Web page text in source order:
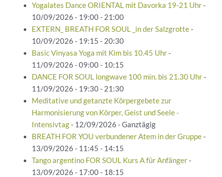
Yogalates Dance ORIENTAL mit Davorka 19-21 Uhr-
10/09/2026 - 19:00 - 21:00
EXTERN_ BREATH FOR SOUL _in der Salzgrotte-
10/09/2026 - 19:15 - 20:30
Basic Vinyasa Yoga mit Kim bis 10.45 Uhr-
11/09/2026 - 09:00 - 10:15
DANCE FOR SOUL longwave 100 min. bis 21.30 Uhr-
11/09/2026 - 19:30 - 21:30
Meditative und getanzte Körpergebete zur
Harmonisierung von Körper, Geist und Seele -
Intensivtag- 12/09/2026 - Ganztägig
BREATH FOR YOU verbundener Atem in der Gruppe-
13/09/2026 - 11:45 - 14:15
Tango argentino FOR SOUL Kurs A für Anfänger-
13/09/2026 - 17:00 - 18:15